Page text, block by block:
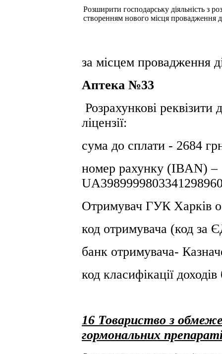
Розширити господарську діяльність з
створенням нового місця провадження
за місцем провадження
Аптека №33
Розрахункові
ліцензії:
сума до сплати - 2684
номер рахунку (IBAN) –
Отримувач ГУК Харків
код отримувача (код
банк отримувача-
код класифікації
16 Товариство з
гормональних